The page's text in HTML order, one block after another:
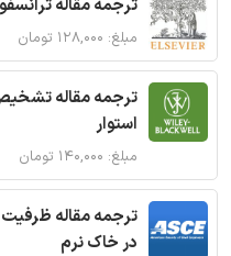
ترجمه مقاله
مبلغ: ۱۲۸,۰۰۰ تومان
ترجمه مقاله
استوار
مبلغ: ۱۴۰,۰۰۰ تومان
ترجمه مقاله
در خاک نرم